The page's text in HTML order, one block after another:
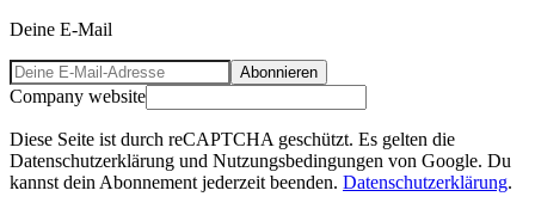
Deine E-Mail
Abonnieren
Company website
Diese Seite ist durch reCAPTCHA geschützt. Es gelten die
Datenschutzerklärung und Nutzungsbedingungen von Google. Du
kannst dein Abonnement jederzeit beenden. Datenschutzerklärung.